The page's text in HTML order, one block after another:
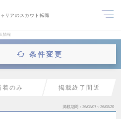
リアのスカウト転職
情報
条件変更
着のみ 掲載終了間近
掲載期間 26/08/07～26/08/20